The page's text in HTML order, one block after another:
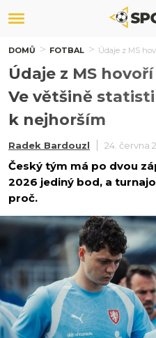
DOMŮ FOTBAL Údaje z MS
Údaje z MS
Ve většině
k nejhorším
Radek Bardouzl 24. června
Český tým má po dvou
2026 jediný bod, a
proč.